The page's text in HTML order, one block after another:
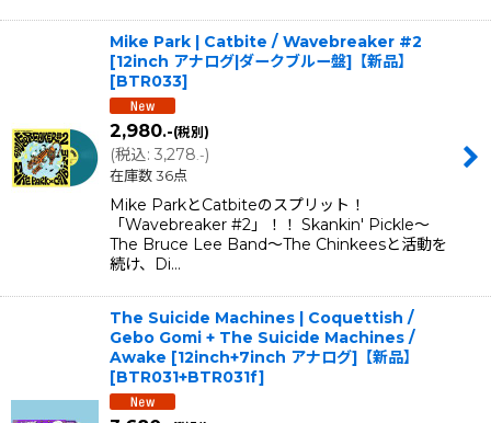
Mike Park | Catbite / Wavebreaker #2
[12inch アナログ|ダークブルー盤]【新品】
[BTR033]
2,980.-(税別)
(税込: 3,278 .-)
在庫数 36点
Mike ParkとCatbiteのスプリット！
「Wavebreaker #2」！！ Skankin' Pickle〜
The Bruce Lee Band〜The Chinkeesと活動を
続け、Di…
The Suicide Machines | Coquettish /
Gebo Gomi + The Suicide Machines /
Awake [12inch+7inch アナログ]【新品】
[BTR031+BTR031f]